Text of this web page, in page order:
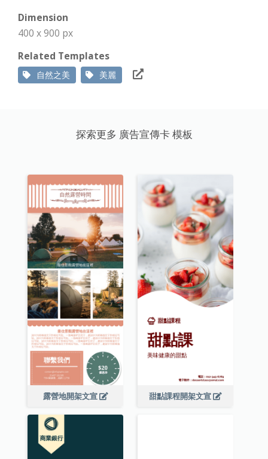
Dimension
400 x 900 px
Related Templates
自然之美 美麗
探索更多 廣告宣傳卡 模板
露營地開架文宣 甜點課程開架文宣